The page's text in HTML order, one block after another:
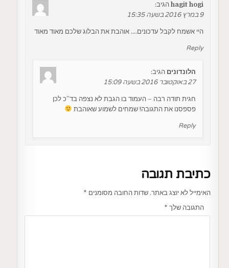
hagit hogi הגיב:
9 במרץ 2016 בשעה 15:35
היי אשמח לקבל עדכונים…. אוהבת את הבלוג שלכם מאוד מאוד
Reply
הלונדונים הגיב:
27 באוקטובר 2016 בשעה 15:09
חגית תודה רבה – העמוד בו הגבת לא נצפה בד”כ לכן
פספסנו את התגובה! שמחים לשמוע שאוהבת
Reply
כתיבת תגובה
האימייל לא יוצג באתר. שדות החובה מסומנים *
התגובה שלך *